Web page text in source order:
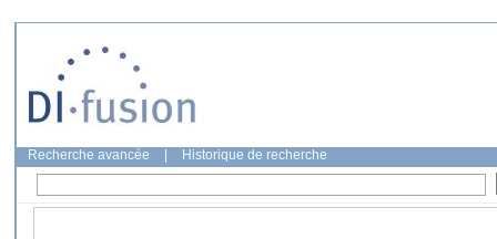
Recherche avancée Historique de recherche